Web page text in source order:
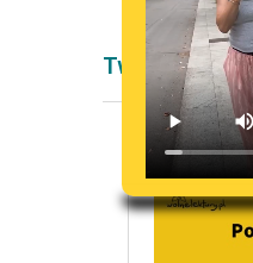
Twórczość